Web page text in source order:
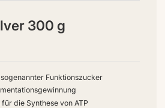
300 g
Funktionszucker
die Synthese von ATP